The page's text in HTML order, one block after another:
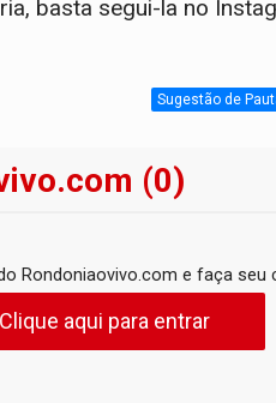
basta segui-la no
Sugestão de
(0)
Rondoniaovivo.com e faça seu
Clique aqui para entrar